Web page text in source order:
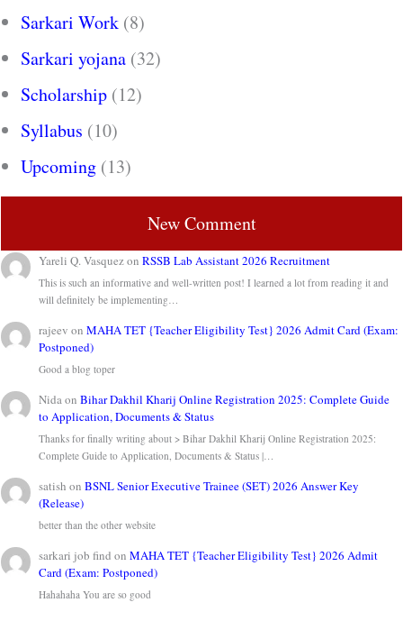
Sarkari Work (8)
Sarkari yojana (32)
Scholarship (12)
Syllabus (10)
Upcoming (13)
New Comment
Yareli Q. VasquezonRSSB Lab Assistant 2026 Recruitment
This is such an informative and well-written post! I learned a lot from reading it and
will definitely be implementing…
rajeev onMAHA TET {Teacher Eligibility Test} 2026 Admit Card (Exam:
Postponed)
Good a blog toper
NidaonBihar Dakhil Kharij Online Registration 2025: Complete Guide
to Application, Documents & Status
Thanks for finally writing about > Bihar Dakhil Kharij Online Registration 2025:
Complete Guide to Application, Documents & Status |…
satish onBSNL Senior Executive Trainee (SET) 2026 Answer Key
(Release)
better than the other website
sarkari job find onMAHA TET {Teacher Eligibility Test} 2026 Admit
Card (Exam: Postponed)
Hahahaha You are so good